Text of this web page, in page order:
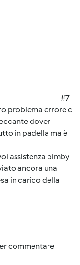
#7
problema errore c
dover
in padella ma è
assistenza bimby
ancora una
in carico della
commentare